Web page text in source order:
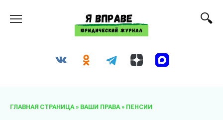
ГЛАВНАЯ СТРАНИЦА » ВАШИ ПРАВА » ПЕНСИИ